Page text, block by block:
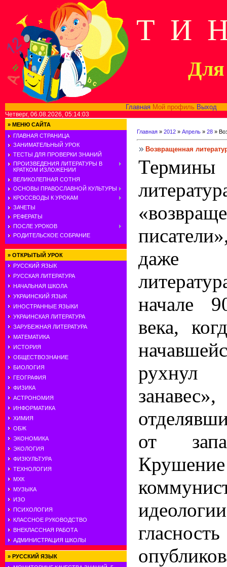
Т И
Для
Главная Мой профиль Выход
Четверг, 06.08.2026, 05:14:03
» МЕНЮ САЙТА
ГЛАВНАЯ СТРАНИЦА
ЗАНИМАТЕЛЬНЫЙ УРОК
ТЕСТЫ ДЛЯ ПРОВЕРКИ ЗНАНИЙ
ПРОИЗВЕДЕНИЯ ЛИТЕРАТУРЫ В
КРАТКОМ ИЗЛОЖЕНИИ
ВЕЛИКОЛЕПНАЯ СОТНЯ
ОСНОВЫ ПРАВОСЛАВНОЙ КУЛЬТУРЫ
КРОССВОДЫ К УРОКАМ
ЗАЧЕТЫ
РЕФЕРАТЫ
ПОСЛЕ УРОКОВ
РОДИТЕЛЬСКОЕ СОБРАНИЕ
» ОТКРЫТЫЙ УРОК
РУССКИЙ ЯЗЫК
РУССКАЯ ЛИТЕРАТУРА
НАЧАЛЬНАЯ ШКОЛА
УКРАИНСКИЙ ЯЗЫК
ИНОСТРАННЫЕ ЯЗЫКИ
УКРАИНСКАЯ ЛИТЕРАТУРА
ЗАРУБЕЖНАЯ ЛИТЕРАТУРА
МАТЕМАТИКА
ИСТОРИЯ
ОБЩЕСТВОЗНАНИЕ
БИОЛОГИЯ
ГЕОГРАФИЯ
ФИЗИКА
АСТРОНОМИЯ
ИНФОРМАТИКА
ХИМИЯ
ОБЖ
ЭКОНОМИКА
ЭКОЛОГИЯ
ФИЗКУЛЬТУРА
ТЕХНОЛОГИЯ
МХК
МУЗЫКА
ИЗО
ПСИХОЛОГИЯ
КЛАССНОЕ РУКОВОДСТВО
ВНЕКЛАССНАЯ РАБОТА
АДМИНИСТРАЦИЯ ШКОЛЫ
» РУССКИЙ ЯЗЫК
Главная » 2012 » Апрель » 28 »
Возвращенная
Термины
даже
начале
века,
от
Крушение